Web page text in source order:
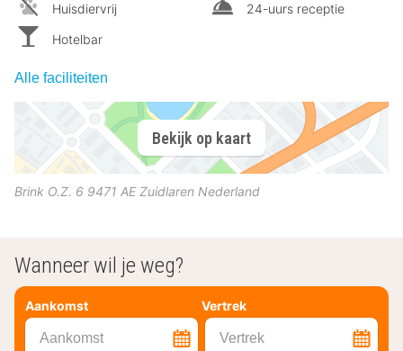
Huisdiervrij
Hotelbar
24-uurs receptie
Alle faciliteiten
Bekijk op kaart
Brink O.Z. 6 9471 AE Zuidlaren Nederland
Wanneer wil je weg?
Aankomst Vertrek
Aankomst Vertrek